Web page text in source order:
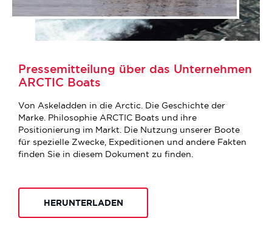
Pressemitteilung über das Unternehmen
ARCTIC Boats
Von Askeladden in die Arctic. Die Geschichte der
Marke. Philosophie ARCTIC Boats und ihre
Positionierung im Markt. Die Nutzung unserer Boote
für spezielle Zwecke, Expeditionen und andere Fakten
finden Sie in diesem Dokument zu finden.
HERUNTERLADEN